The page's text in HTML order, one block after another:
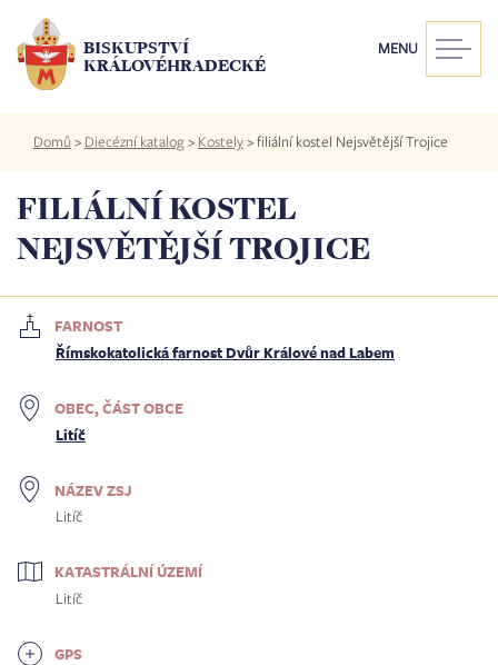
hlavnímu
obsahu
BISKUPSTVÍ
KRÁLOVÉHRADECKÉ
MENU
Drobečková
navigace
Domů > Diecézní katalog> Kostely>filiální kostel Nejsvětější Trojice
FILIÁLNÍ KOSTEL
NEJSVĚTĚJŠÍ TROJICE
FARNOST
Římskokatolická farnost Dvůr Králové nad Labem
OBEC, ČÁST OBCE
Litíč
NÁZEV ZSJ
Litíč
KATASTRÁLNÍ ÚZEMÍ
Litíč
GPS